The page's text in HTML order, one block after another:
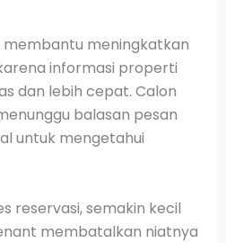
membantu meningkatkan
informasi properti
dan lebih cepat. Calon
balasan pesan
untuk mengetahui
reservasi, semakin kecil
membatalkan niatnya